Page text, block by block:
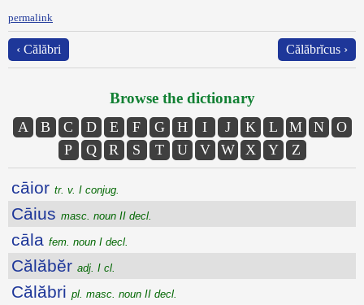
permalink
‹ Călăbri Călăbrĭcus ›
Browse the dictionary
A B C D E F G H I J K L M N
O
P
Q R S T U V W X Y Z
cāior tr. v. I conjug.
Cāius masc. noun II decl.
cāla fem. noun I decl.
Călăbĕr adj. I cl.
Călăbri pl. masc. noun II decl.